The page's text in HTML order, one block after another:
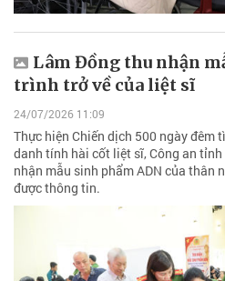
Lâm Đồng thu nhận
trình trở về của liệt sĩ
24/07/2026 11:09
Thực hiện Chiến dịch 500 ngày đêm
danh tính hài cốt liệt sĩ, Công an
nhận mẫu sinh phẩm ADN của thân
được thông tin.